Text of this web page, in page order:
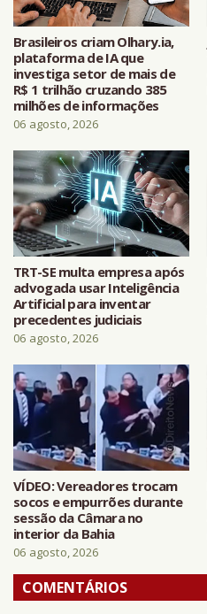
Brasileiros criam Olhary.ia,
plataforma de IA que
investiga setor de mais de
R$ 1 trilhão cruzando 385
milhões de informações
06 agosto, 2026
TRT-SE multa empresa após
advogada usar Inteligência
Artificial para inventar
precedentes judiciais
06 agosto, 2026
VÍDEO: Vereadores trocam
socos e empurrões durante
sessão da Câmara no
interior da Bahia
06 agosto, 2026
COMENTÁRIOS